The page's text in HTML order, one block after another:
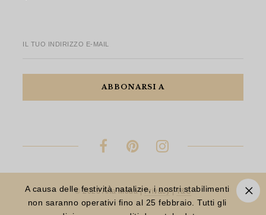
A causa delle festività natalizie, i nostri stabilimenti
non saranno operativi fino al 25 febbraio. Tutti gli
IL TUO INDIRIZZO E-MAIL
© 2023 Aria Moda |Privacy|T&C